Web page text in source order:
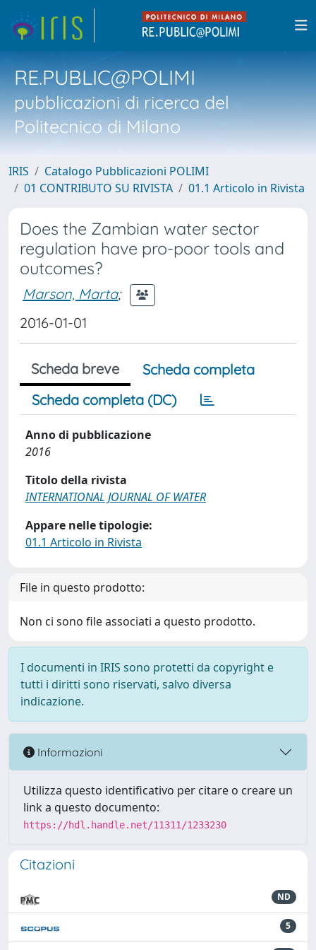
RE.PUBLIC@POLIMI
pubblicazioni di ricerca del
Politecnico di Milano
IRIS
Catalogo Pubblicazioni POLIMI
01 CONTRIBUTO SU RIVISTA
01.1 Articolo in Rivista
Does the Zambian water sector
regulation have pro-poor tools and
outcomes?
Marson, Marta;
2016-01-01
Scheda breve
Scheda completa
Scheda completa (DC)
Anno di pubblicazione
2016
Titolo della rivista
INTERNATIONAL JOURNAL OF WATER
Appare nelle tipologie:
01.1 Articolo in Rivista
File in questo prodotto:
Non ci sono file associati a questo prodotto.
I documenti in IRIS sono protetti da copyright e
tutti i diritti sono riservati, salvo diversa
indicazione.
Informazioni
Utilizza questo identificativo per citare o creare un
link a questo documento:
https://hdl.handle.net/11311/1233230
Citazioni
ND
5